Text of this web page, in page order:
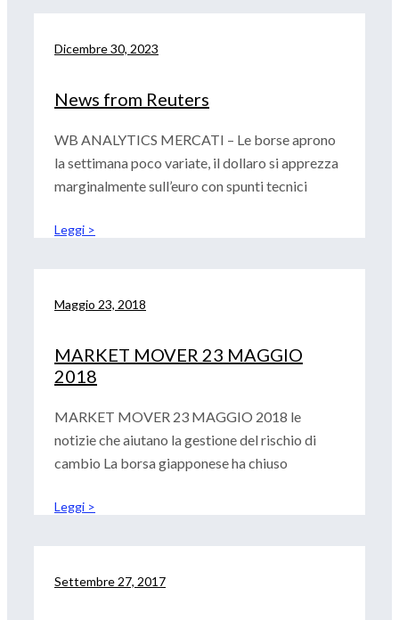
Dicembre 30, 2023
News from Reuters
WB ANALYTICS MERCATI – Le borse aprono
la settimana poco variate, il dollaro si apprezza
marginalmente sull’euro con spunti tecnici
Leggi >
Maggio 23, 2018
MARKET MOVER 23 MAGGIO
2018
MARKET MOVER 23 MAGGIO 2018 le
notizie che aiutano la gestione del rischio di
cambio La borsa giapponese ha chiuso
Leggi >
Settembre 27, 2017